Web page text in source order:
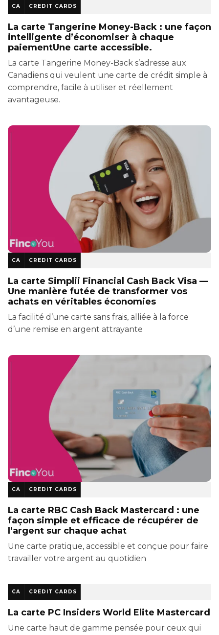
CA CREDIT CARDS
La carte Tangerine Money-Back : une façon
intelligente d’économiser à chaque
paiementUne carte accessible.
La carte Tangerine Money-Back s’adresse aux
Canadiens qui veulent une carte de crédit simple à
comprendre, facile à utiliser et réellement
avantageuse.
CA CREDIT CARDS
La carte Simplii Financial Cash Back Visa —
Une manière futée de transformer vos
achats en véritables économies
La facilité d’une carte sans frais, alliée à la force
d’une remise en argent attrayante
CA CREDIT CARDS
La carte RBC Cash Back Mastercard : une
façon simple et efficace de récupérer de
l’argent sur chaque achat
Une carte pratique, accessible et conçue pour faire
travailler votre argent au quotidien
CA CREDIT CARDS
La carte PC Insiders World Elite Mastercard
Une carte haut de gamme pensée pour ceux qui